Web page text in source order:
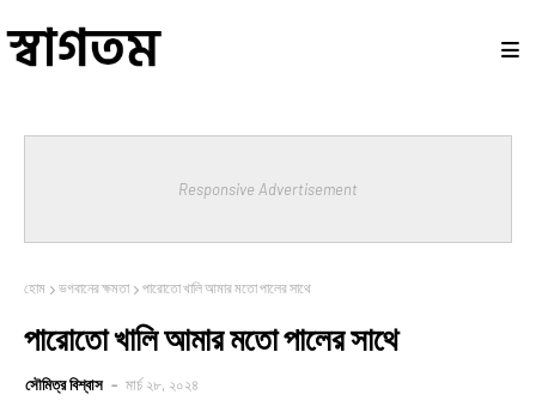
Responsive Advertisement
হোম ভগবানের ক্ষমতা পারোতো খালি আমার মতো পালের সাথে
পারোতো খালি আমার মতো পালের সাথে
সৌমিত্র বিশ্বাস মার্চ ২৮, ২০২৪